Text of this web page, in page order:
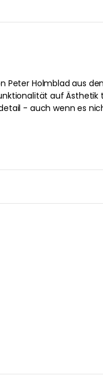
Peter Holmblad aus
auf Ästhetik
- auch wenn es